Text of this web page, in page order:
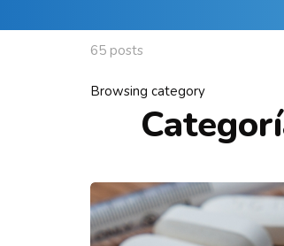
65 posts
Browsing category